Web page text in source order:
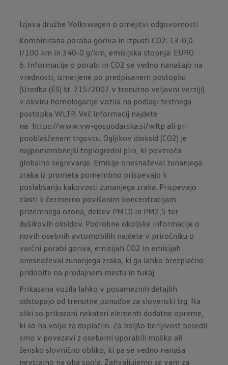
Izjava družbe Volkswagen o omejitvi odgovornosti
Kombinirana poraba goriva in izpusti CO2: 13-0,0
l/100 km in 340-0 g/km, emisijska stopnja: EURO
6. Informacije o porabi in CO2 se vedno nanašajo na
vrednosti, izmerjene po predpisanem postopku
(Uredba (ES) št. 715/2007 v trenutno veljavni verziji)
v okviru homologacije vozila na podlagi testnega
postopka WLTP. Več informacij najdete
na https://www.vw-gospodarska.si/wltp ali pri
pooblaščenem trgovcu. Ogljikov dioksid (CO2) je
najpomembnejši toplogredni plin, ki povzroča
globalno segrevanje. Emisije onesnaževal zunanjega
zraka iz prometa pomembno prispevajo k
poslabšanju kakovosti zunanjega zraka. Prispevajo
zlasti k čezmerno povišanim koncentracijam
prizemnega ozona, delcev PM10 in PM2,5 ter
dušikovih oksidov. Podrobne okoljske informacije o
novih osebnih avtomobilih najdete v priročniku o
varčni porabi goriva, emisijah CO2 in emisijah
onesnaževal zunanjega zraka, ki ga lahko brezplačno
pridobite na prodajnem mestu intukaj.
Prikazana vozila lahko v posameznih detajlih
odstopajo od trenutne ponudbe za slovenski trg. Na
sliki so prikazani nekateri elementi dodatne opreme,
ki so na voljo za doplačilo. Za boljšo berljivost besedil
smo v povezavi z osebami uporabili moško ali
žensko slovnično obliko, ki pa se vedno nanaša
nevtralno na oba spola. Zahvaljujemo se vam za